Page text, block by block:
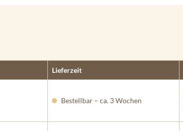
Lieferzeit
Bestellbar – ca. 3 Wochen